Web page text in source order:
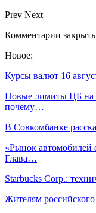
Prev Next
Комментарии
Новое:
Курсы валют 16
Новые лимиты ЦБ на
почему…
В Совкомбанке
«Рынок автомобилей
Глава…
Starbucks Corp.:
Жителям